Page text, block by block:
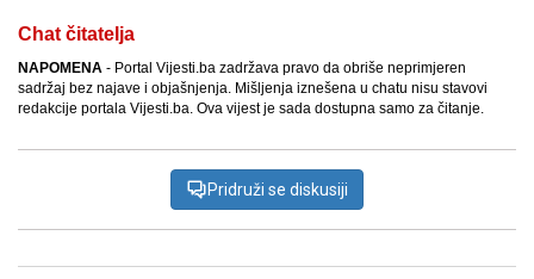
Chat čitatelja
NAPOMENA - Portal Vijesti.ba zadržava pravo da obriše neprimjeren
sadržaj bez najave i objašnjenja. Mišljenja iznešena u chatu nisu stavovi
redakcije portala Vijesti.ba. Ova vijest je sada dostupna samo za čitanje.
Pridruži se diskusiji